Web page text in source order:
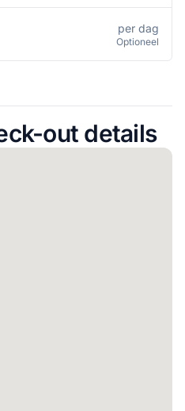
per dag
Optioneel
out details